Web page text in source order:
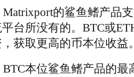
的鲨鱼鳍产品
台所没有的。BTC或
获取更高的币本位收益
本位鲨鱼鳍产品的最